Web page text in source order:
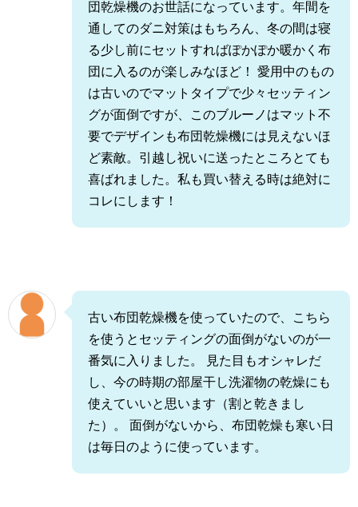
団乾燥機のお世話になっています。年間を
通してのダニ対策はもちろん、冬の間は寝
る少し前にセットすればぽかぽか暖かく布
団に入るのが楽しみなほど！ 愛用中のもの
は古いのでマットタイプで少々セッティン
グが面倒ですが、このブルーノはマット不
要でデザインも布団乾燥機には見えないほ
ど素敵。引越し祝いに送ったところとても
喜ばれました。私も買い替える時は絶対に
コレにします！
古い布団乾燥機を使っていたので、こちら
を使うとセッティングの面倒がないのが一
番気に入りました。 見た目もオシャレだ
し、今の時期の部屋干し洗濯物の乾燥にも
使えていいと思います（割と乾きまし
た）。 面倒がないから、布団乾燥も寒い日
は毎日のように使っています。